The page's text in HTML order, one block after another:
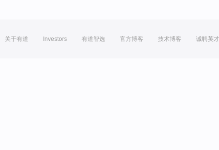
关于有道 Investors 有道智选 官方博客 技术博客 诚聘英才